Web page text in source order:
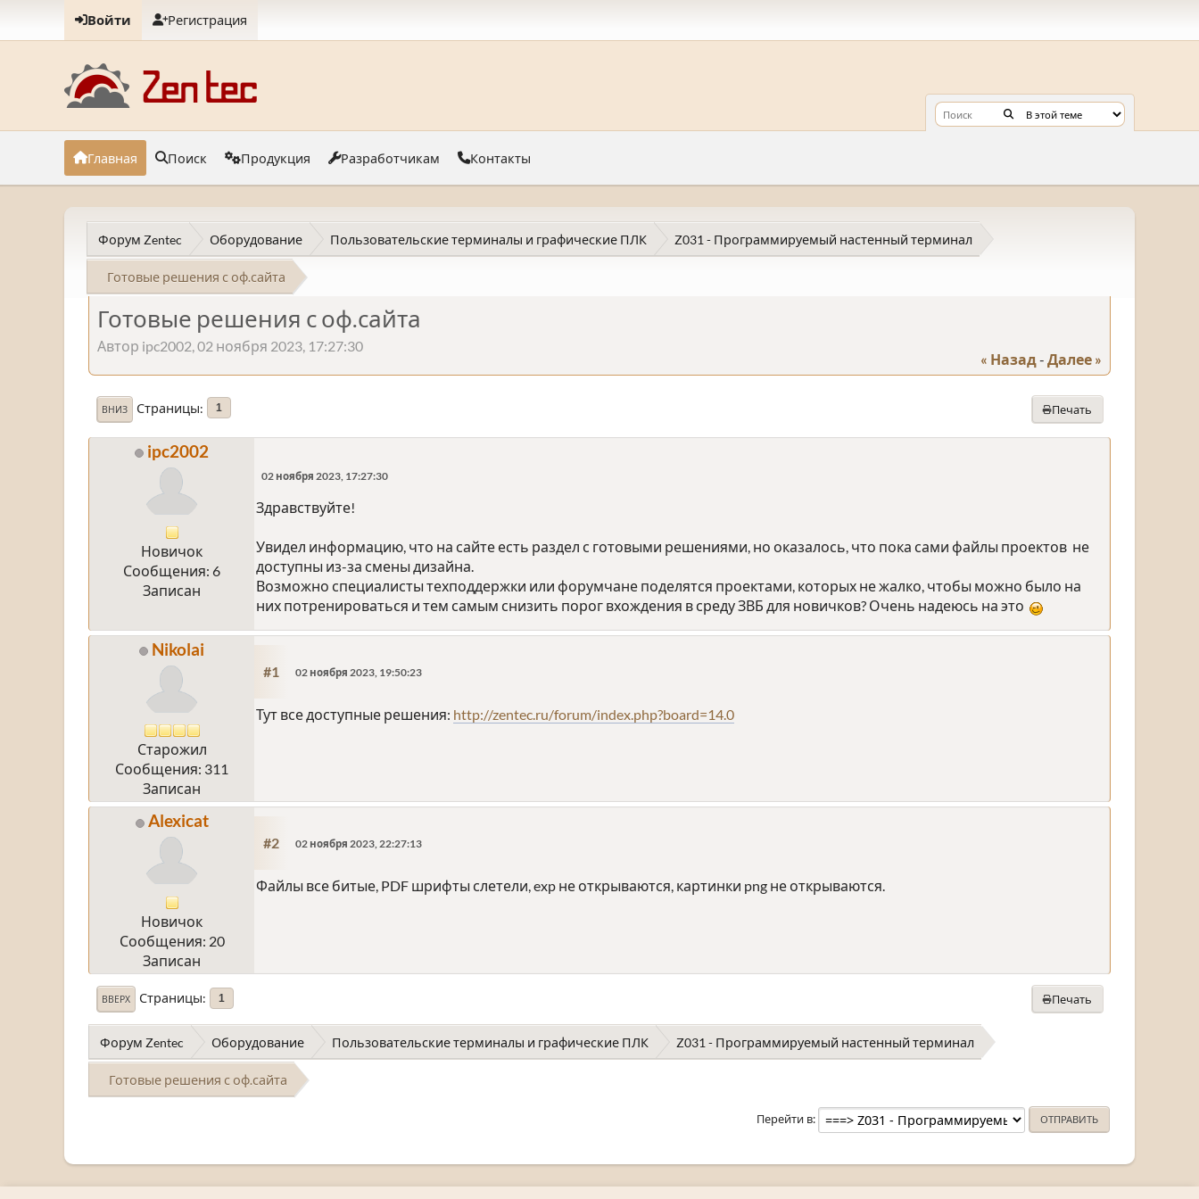
Войти Регистрация
Главная Поиск Продукция Разработчикам Контакты
Форум Zentec Оборудование Пользовательские терминалы и графические ПЛК Z031 - Программируемый настенный терминал
Готовые решения с оф.сайта
Готовые решения с оф.сайта
Автор ipc2002, 02 ноября 2023, 17:27:30
« Назад - Далее »
Печать
ВНИЗ Страницы 1
ipc2002
Новичок
Сообщения: 6
Записан
02 ноября 2023, 17:27:30
Здравствуйте!
Увидел информацию, что на сайте есть раздел с готовыми решениями, но оказалось, что пока сами файлы проектов не
доступны из-за смены дизайна.
Возможно специалисты техподдержки или форумчане поделятся проектами, которых не жалко, чтобы можно было на
них потренироваться и тем самым снизить порог вхождения в среду ЗВБ для новичков? Очень надеюсь на это
Nikolai
Старожил
Сообщения: 311
Записан
#1 02 ноября 2023, 19:50:23
Тут все доступные решения: http://zentec.ru/forum/index.php?board=14.0
Alexicat
Новичок
Сообщения: 20
Записан
#2 02 ноября 2023, 22:27:13
Файлы все битые, PDF шрифты слетели, exp не открываются, картинки png не открываются.
Печать
ВВЕРХ Страницы 1
Форум Zentec Оборудование Пользовательские терминалы и графические ПЛК Z031 - Программируемый настенный терминал
Готовые решения с оф.сайта
Перейти в